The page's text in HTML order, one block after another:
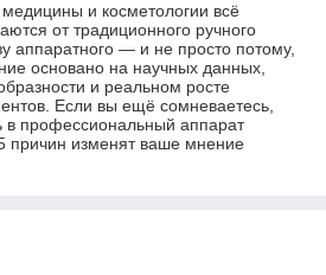
и косметологии всё
от традиционного ручного
аппаратного — и не просто потому,
основано на научных данных,
и реальном росте
Если вы ещё сомневаетесь,
в профессиональный аппарат
изменят ваше мнение